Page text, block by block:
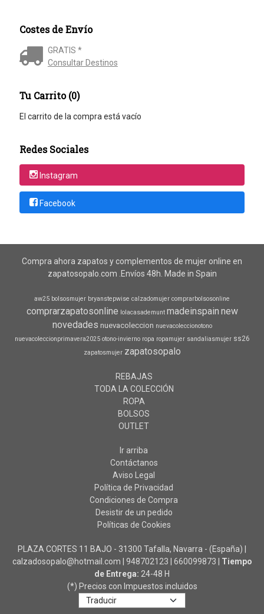
Costes de Envío
GRATIS *
Consultar Destinos
Tu Carrito (0)
El carrito de la compra está vacío
Redes Sociales
Instagram
Facebook
Compra ahora zapatos y complementos de mujer online en
zapatosopalo.com .Envíos 48h. Made in Spain
aw25 bolsosmujer bryanstepwise calzadomujer comprarbolsosonline
comprarzapatosonline lolacasademunt madeinspain new
novedades nuevacoleccion nuevacoleccionotono
nuevacoleccionprimavera2025 otono-invierno ropa ropamujer sandaliasmujer ss26
zapatosmujer zapatosopalo
REBAJAS
TODA LA COLECCIÓN
ROPA
BOLSOS
OUTLET
Ir arriba
Contáctanos
Aviso Legal
Política de Privacidad
Condiciones de Compra
Desistir de un pedido
Políticas de Cookies
PLAZA CORTES 11 BAJO - 31300 Tafalla, Navarra - (España) |
calzadosopalo@hotmail.com | 948702123 660099873
Tiempo
de Entrega: 24-48 H
(*) Precios con Impuestos incluidos